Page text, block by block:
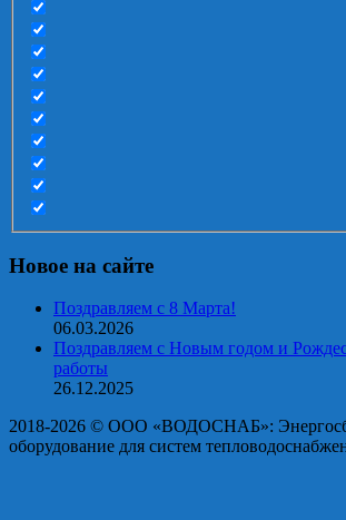
Новое на сайте
Поздравляем с 8 Марта!
06.03.2026
Поздравляем с Новым годом и
работы
26.12.2025
2018-2026 © OOO «ВОДОСНАБ»:
оборудование для систем